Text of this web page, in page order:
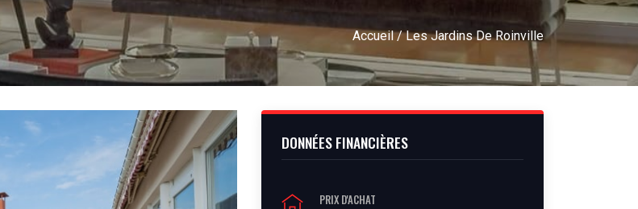
Accueil/ Les Jardins De Roinville
DONNÉES FINANCIÈRES
PRIX D'ACHAT